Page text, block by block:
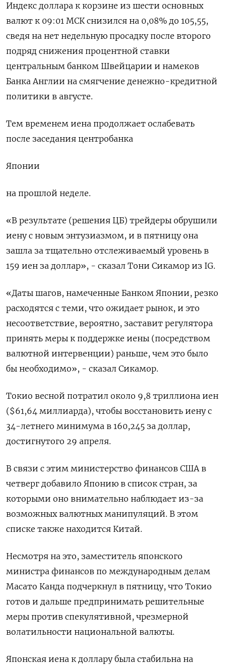
Индекс доллара к корзине из шести основных
валют к 09:01 МСК снизился на 0,08% до 105,55,
сведя на нет недельную просадку после второго
подряд снижения процентной ставки
центральным банком Швейцарии и намеков
Банка Англии на смягчение денежно-кредитной
политики в августе.
Тем временем иена продолжает ослабевать
после заседания центробанка
Японии
на прошлой неделе.
«В результате (решения ЦБ) трейдеры обрушили
иену с новым энтузиазмом, и в пятницу она
зашла за тщательно отслеживаемый уровень в
159 иен за доллар», - сказал Тони Сикамор из IG.
«Даты шагов, намеченные Банком Японии, резко
расходятся с теми, что ожидает рынок, и это
несоответствие, вероятно, заставит регулятора
принять меры к поддержке иены (посредством
валютной интервенции) раньше, чем это было
бы необходимо», - сказал Сикамор.
Токио весной потратил около 9,8 триллиона иен
($61,64 миллиарда), чтобы восстановить иену с
34-летнего минимума в 160,245 за доллар,
достигнутого 29 апреля.
В связи с этим министерство финансов США в
четверг добавило Японию в список стран, за
которыми оно внимательно наблюдает из-за
возможных валютных манипуляций. В этом
списке также находится Китай.
Несмотря на это, заместитель японского
министра финансов по международным делам
Масато Канда подчеркнул в пятницу, что Токио
готов и дальше предпринимать решительные
меры против спекулятивной, чрезмерной
волатильности национальной валюты.
Японская иена к доллару была стабильна на